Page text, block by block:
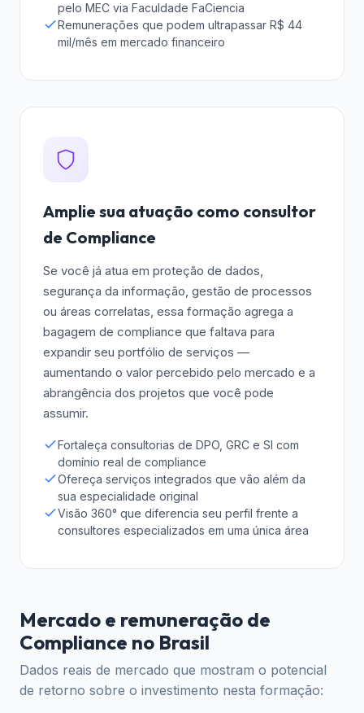
pelo MEC via Faculdade FaCiencia
Remunerações que podem ultrapassar R$ 44
mil/mês em mercado financeiro
Amplie sua atuação como consultor
de Compliance
Se você já atua em proteção de dados,
segurança da informação, gestão de processos
ou áreas correlatas, essa formação agrega a
bagagem de compliance que faltava para
expandir seu portfólio de serviços —
aumentando o valor percebido pelo mercado e a
abrangência dos projetos que você pode
assumir.
Fortaleça consultorias de DPO, GRC e SI com
domínio real de compliance
Ofereça serviços integrados que vão além da
sua especialidade original
Visão 360° que diferencia seu perfil frente a
consultores especializados em uma única área
Mercado e remuneração de
Compliance no Brasil
Dados reais de mercado que mostram o potencial
de retorno sobre o investimento nesta formação: